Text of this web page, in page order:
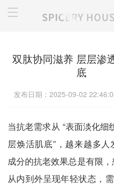
T
l
e
v
a
i
o
n
双肽协同滋养 层层渗
底
发布日期：2025-09-02
当抗老需求从 “表面淡化细
层焕活肌底”，越来越多人
成分的抗老效果总是有限
从内到外呈现年轻状态，